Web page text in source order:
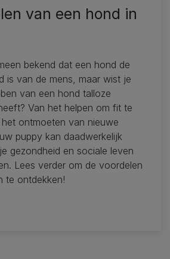
van een hond in
bekend dat een hond de
is van de mens, maar wist je
van een hond talloze
Van het helpen om fit te
ontmoeten van nieuwe
puppy kan daadwerkelijk
gezondheid en sociale leven
Lees verder om de voordelen
te ontdekken!